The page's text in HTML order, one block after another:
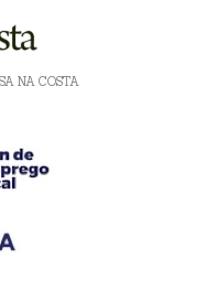
NA COSTA